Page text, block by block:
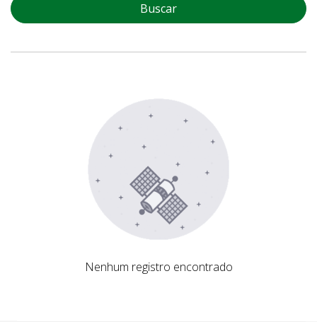
Buscar
Nenhum registro encontrado
Nenhum registro encontrado